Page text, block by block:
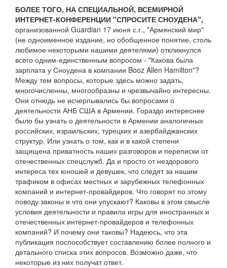
БОЛЕЕ ТОГО, НА СПЕЦИАЛЬНОЙ, ВСЕМИРНОЙ
ИНТЕРНЕТ-КОНФЕРЕНЦИИ "СПРОСИТЕ СНОУДЕНА",
организованной Guardian 17 июня с.г., "Армянский мир"
(не одноименное издание, но обобщенное понятие, столь
любимое некоторыми нашими деятелями) откликнулся
всего одним-единственным вопросом - "Какова была
зарплата у Сноудена в компании Booz Allen Hamilton"?
Между тем вопросы, которые здесь можно задать,
многочисленны, многообразны и чрезвычайно интересны.
Они отнюдь не исчерпывались бы вопросами о
деятельности АНБ США в Армении. Гораздо интереснее
было бы узнать о деятельности в Армении аналогичных
российских, израильских, турецких и азербайджанских
структур. Или узнать о том, как и в какой степени
защищена приватность наших разговоров и переписки от
отечественных спецслужб. Да и просто от нездорового
интереса тех юношей и девушек, что следят за нашим
трафиком в офисах местных и зарубежных телефонных
компаний и интернет-провайдеров. Что говорят по этому
поводу законы и что они упускают? Каковы в этом смысле
условия деятельности и правила игры для иностранных и
отечественных интернет-провайдеров и телефонных
компаний? И почему они таковы? Надеюсь, что эта
публикация поспособствует составлению более полного и
детального списка этих вопросов. Возможно даже, что
некоторые из них получат ответ.